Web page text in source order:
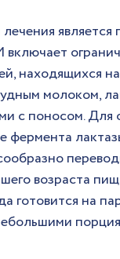
находящихся
молоком,
с поносом. Для
фермента
возраста
готовится на